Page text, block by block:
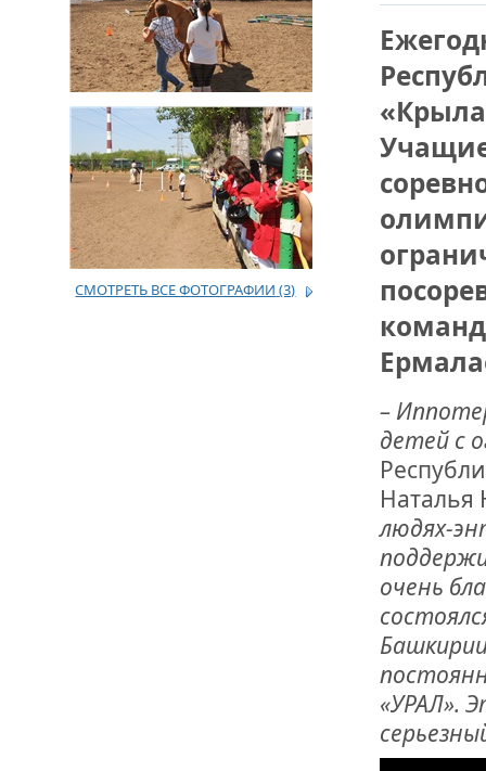
ОГОНЬ -
ПОЖАРОВ
ДРУЖБА НЕ
ВСТРЕЧА
В ДОМЕ
ВНОВЬ О
ДВА
ДО
ЮСУПОВА
ЛЮБОЙ
ИНТЕРВЬЮ
«ВЕТЕРАН
МЕМОРИАЛ
ОТМЕТИЛА
РОССИИ
СМОТРЕТЬ ВСЕ ФОТОГРАФИИ (3)
–
детей с
Наталья
людях-
очень
«УРАЛ».